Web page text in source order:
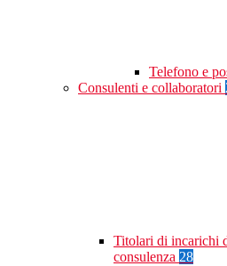
Telefono e
Consulenti e collaboratori
Titolari di incarichi
consulenza 28